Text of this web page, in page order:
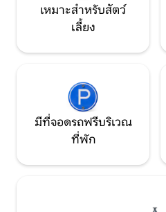
เหมาะสำหรับสัตว์
เลี้ยง
มีที่จอดรถฟรีบริเวณ
ที่พัก